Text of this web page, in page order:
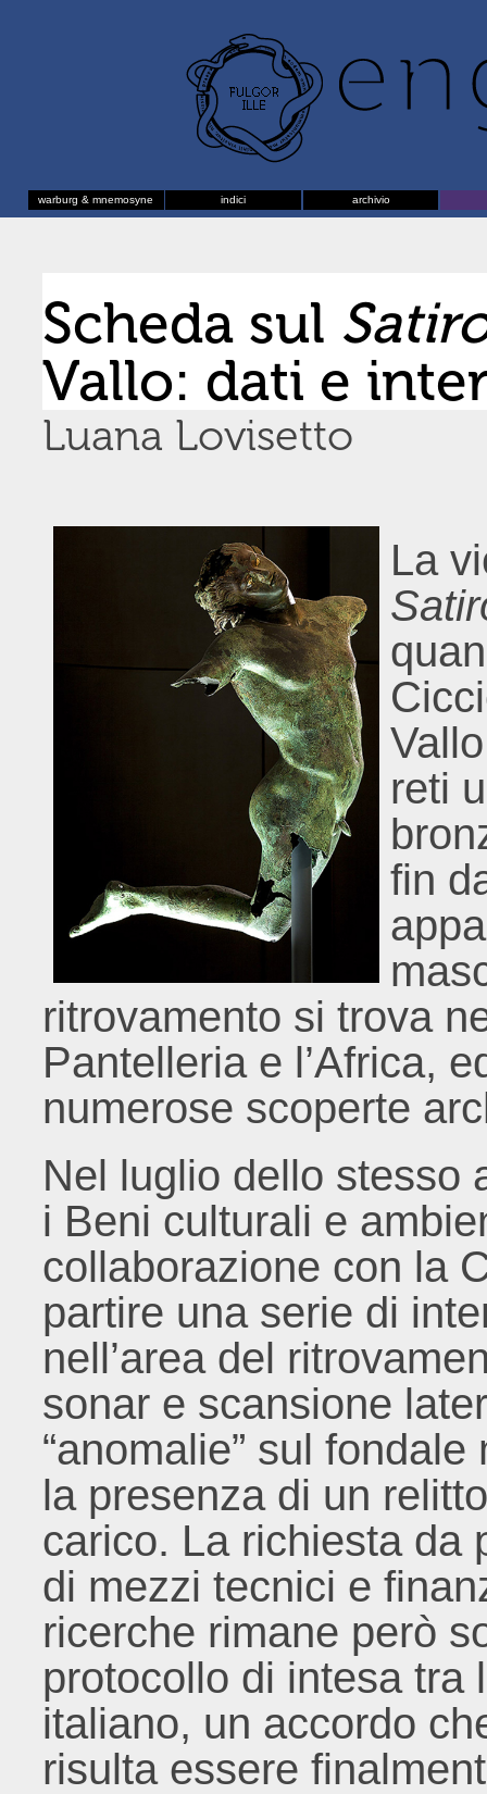
warburg & mnemosyne indici archivio
Scheda sul
Vallo: dati e
Luana Lovisetto
La
reti
fin
ritrovamento si trova
Pantelleria e l’Africa,
numerose scoperte
Nel luglio dello stesso
i Beni culturali e
collaborazione con la
partire una serie di
nell’area del
sonar e scansione
“anomalie” sul
la presenza di un
carico. La richiesta da
di mezzi tecnici e
ricerche rimane però
protocollo di intesa tra
italiano, un accordo
risulta essere